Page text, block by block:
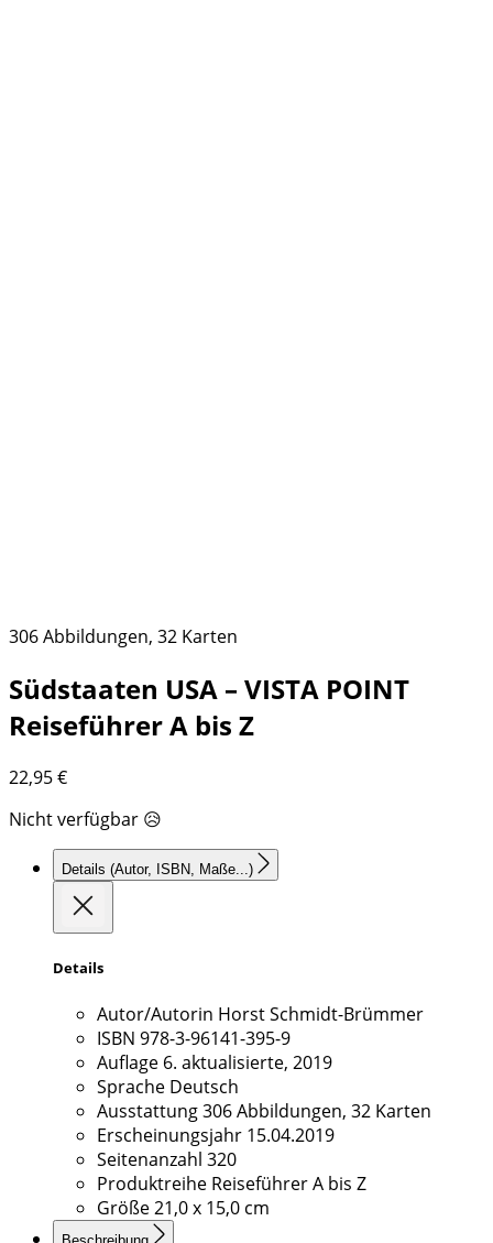
306 Abbildungen, 32 Karten
Südstaaten USA – VISTA POINT
Reiseführer A bis Z
22,95€
Nicht verfügbar 😥
Details (Autor, ISBN, Maße...)
Details
Autor/Autorin Horst Schmidt-Brümmer
ISBN 978-3-96141-395-9
Auflage 6. aktualisierte, 2019
Sprache Deutsch
Ausstattung306 Abbildungen, 32 Karten
Erscheinungsjahr 15.04.2019
Seitenanzahl 320
Produktreihe Reiseführer A bis Z
Größe21,0 x 15,0 cm